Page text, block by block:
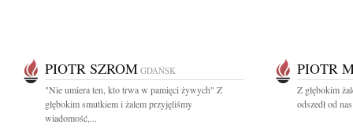
PIOTR SZROM GDAŃSK
"Nie umiera ten, kto trwa w pamięci żywych" Z
głębokim smutkiem i żalem przyjęliśmy
wiadomość,...
PIOTR
Z głębokim
odszedł od